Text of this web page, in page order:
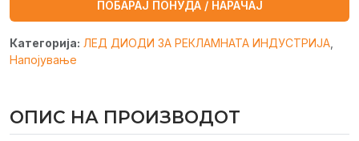
ПОБАРАЈ ПОНУДА / НАРАЧАЈ
Категорија: ЛЕД ДИОДИ ЗА РЕКЛАМНАТА ИНДУСТРИЈА
Напојување
ОПИС НА ПРОИЗВОДОТ